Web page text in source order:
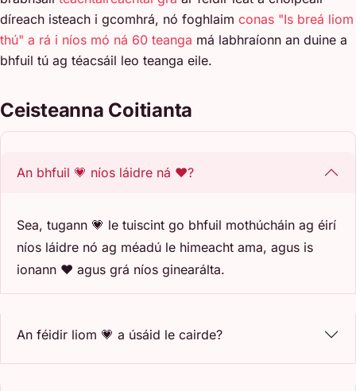
díreach isteach i gcomhrá, nó foghlaim conas "Is breá liom
thú" a rá i níos mó ná 60 teanga má labhraíonn an duine a
bhfuil tú ag téacsáil leo teanga eile.
Ceisteanna Coitianta
An bhfuil 💗 níos láidre ná ❤️?
Sea, tugann 💗 le tuiscint go bhfuil mothúcháin ag éirí
níos láidre nó ag méadú le himeacht ama, agus is
ionann ❤️ agus grá níos ginearálta.
An féidir liom 💗 a úsáid le cairde?